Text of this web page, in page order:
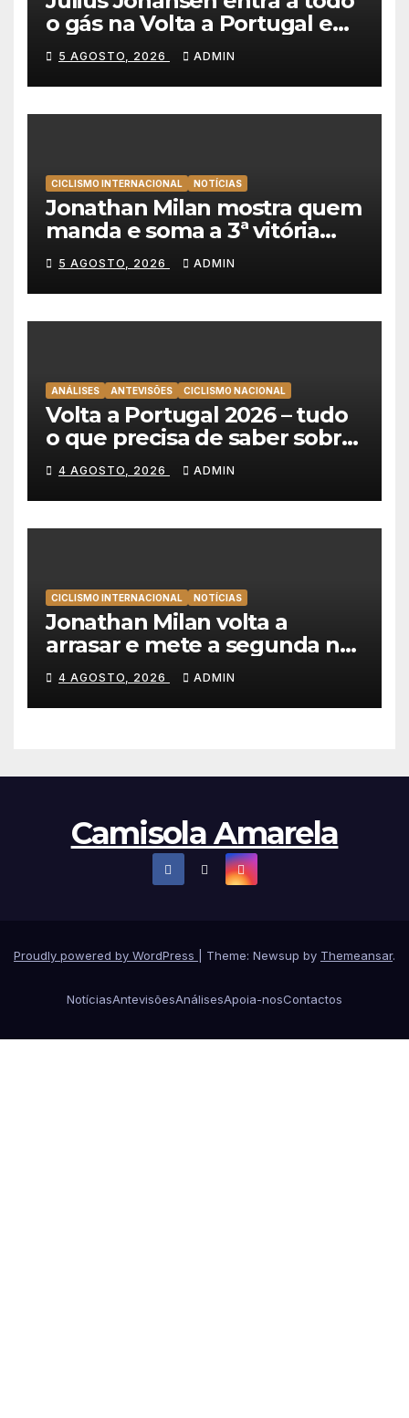
o gás na Volta a Portugal e
lidera dobradinha da UAE
Team Emirates em Lisboa
5 AGOSTO, 2026 ADMIN
CICLISMO INTERNACIONAL NOTÍCIAS
Jonathan Milan mostra quem
manda e soma a 3ª vitória
consecutiva na Volta a
Polónia
5 AGOSTO, 2026 ADMIN
ANÁLISES ANTEVISÕES CICLISMO NACIONAL
Volta a Portugal 2026 – tudo
o que precisa de saber sobre
as equipas e o percurso
4 AGOSTO, 2026 ADMIN
CICLISMO INTERNACIONAL NOTÍCIAS
Jonathan Milan volta a
arrasar e mete a segunda na
Volta a Polónia 2026
4 AGOSTO, 2026 ADMIN
Camisola Amarela
Proudly powered by WordPress Theme: Newsup by Themeansar.
NotíciasAntevisõesAnálisesApoia-nosContactos